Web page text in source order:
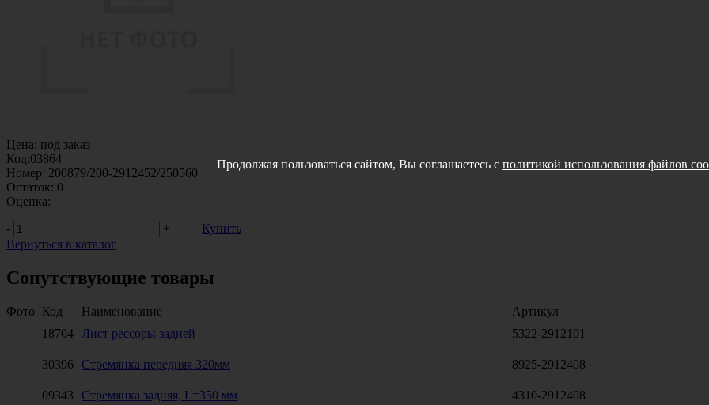
Цена: под заказ
Код:03864
Номер: 200879/200-2912452/250560
Остаток: 0
Оценка:
-
+
Купить
Вернуться в каталог
Сопутствующие товары
Фото Код Наименование Артикул
18704 Лист рессоры задней 5322-2912101
30396
Стремянка передняя 320мм 8925-2912408
09343
Стремянка задняя, L=350 мм 4310-2912408
Продолжая пользоваться сайтом, Вы соглашаетесь с политикой использования файлов